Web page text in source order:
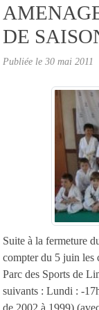
DE
Publiée le 30 mai 2011
Suite à la fermeture
compter du 5 juin les
Parc des Sports de
suivants : Lundi : -
de 2002 à 1999)